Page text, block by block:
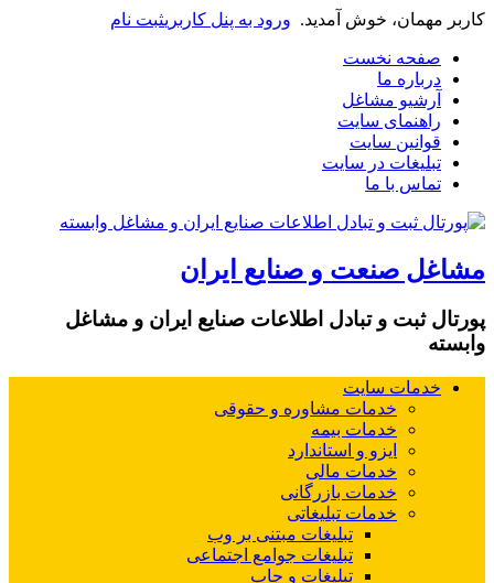
کاربر مهمان، خوش آمدید. ورود به پنل کاربریثبت نام
صفحه نخست
درباره ما
آرشیو مشاغل
راهنمای سایت
قوانین سایت
تبلیغات در سایت
تماس با ما
مشاغل صنعت و صنایع ایران
پورتال ثبت و تبادل اطلاعات صنایع ایران و مشاغل
وابسته
خدمات سایت
خدمات مشاوره و حقوقی
خدمات بیمه
ایزو و استاندارد
خدمات مالی
خدمات بازرگانی
خدمات تبلیغاتی
تبلیغات مبتنی بر وب
تبلیغات جوامع اجتماعی
تبلیغات و چاپ